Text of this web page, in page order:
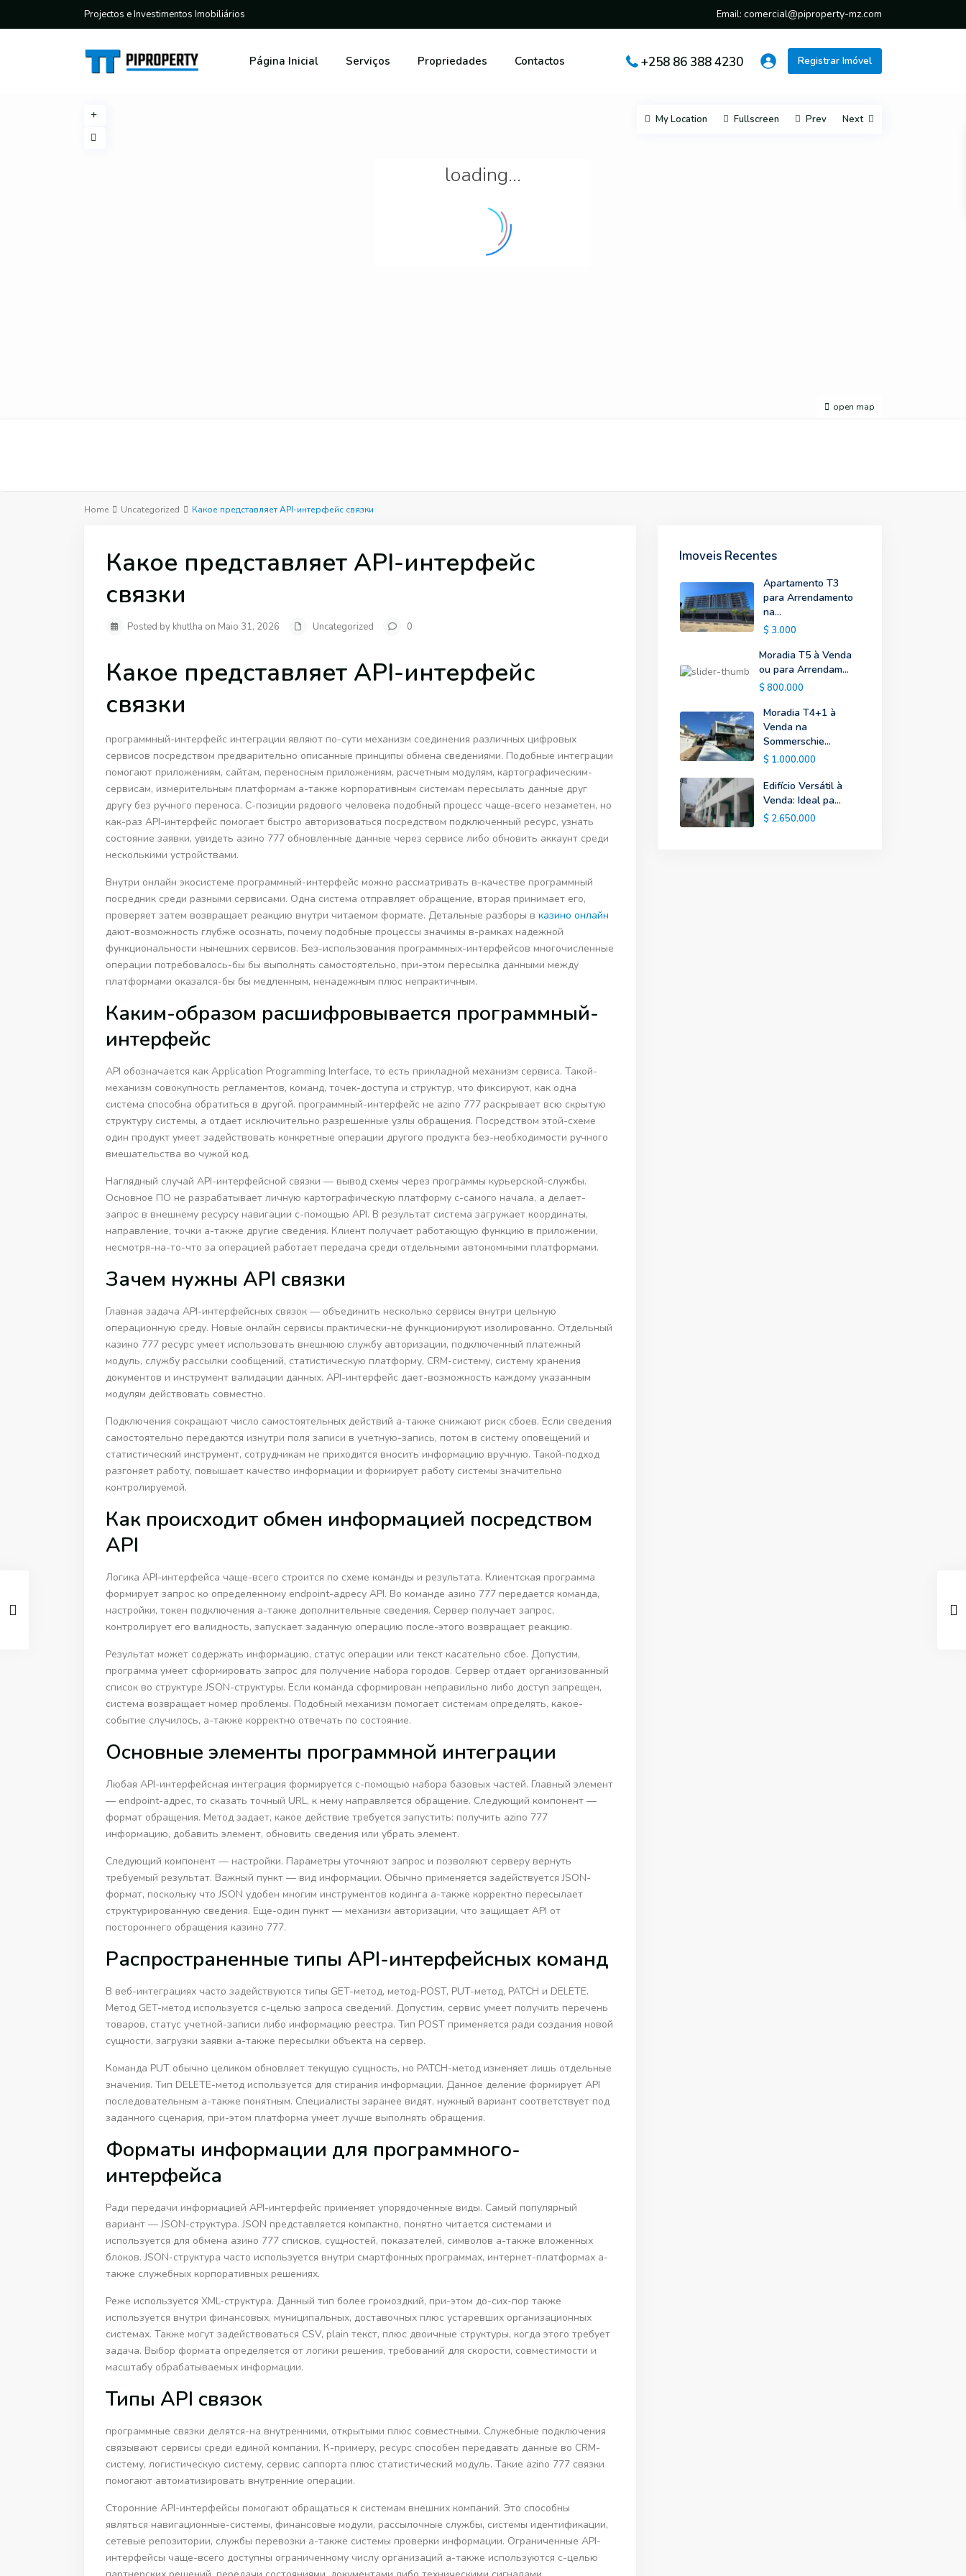
Projectos e Investimentos Imobiliários Email:comercial@piproperty-mz.com
Página Inicial Serviços Propriedades Contactos +258 86 388 4230 Registrar Imóvel
loading...
open map
My Location Fullscreen Prev Next
Home Uncategorized Какое представляет API-интерфейс связки
Какое представляет API-интерфейс
связки
Posted by khutlha on Maio 31, 2026 Uncategorized 0
Какое представляет API-интерфейс
связки
программный-интерфейс интеграции являют по-сути механизм соединения различных цифровых
сервисов посредством предварительно описанные принципы обмена сведениями. Подобные интеграции
помогают приложениям, сайтам, переносным приложениям, расчетным модулям, картографическим-
сервисам, измерительным платформам а-также корпоративным системам пересылать данные друг
другу без ручного переноса. С-позиции рядового человека подобный процесс чаще-всего незаметен, но
как-раз API-интерфейс помогает быстро авторизоваться посредством подключенный ресурс, узнать
состояние заявки, увидеть азино 777 обновленные данные через сервисе либо обновить аккаунт среди
несколькими устройствами.
Внутри онлайн экосистеме программный-интерфейс можно рассматривать в-качестве программный
посредник среди разными сервисами. Одна система отправляет обращение, вторая принимает его,
проверяет затем возвращает реакцию внутри читаемом формате. Детальные разборы в казино онлайн
дают-возможность глубже осознать, почему подобные процессы значимы в-рамках надежной
функциональности нынешних сервисов. Без-использования программных-интерфейсов многочисленные
операции потребовалось-бы бы выполнять самостоятельно, при-этом пересылка данными между
платформами оказался-бы бы медленным, ненадежным плюс непрактичным.
Каким-образом расшифровывается программный-
интерфейс
API обозначается как Application Programming Interface, то есть прикладной механизм сервиса. Такой-
механизм совокупность регламентов, команд, точек-доступа и структур, что фиксируют, как одна
система способна обратиться в другой. программный-интерфейс не azino 777 раскрывает всю скрытую
структуру системы, а отдает исключительно разрешенные узлы обращения. Посредством этой-схеме
один продукт умеет задействовать конкретные операции другого продукта без-необходимости ручного
вмешательства во чужой код.
Наглядный случай API-интерфейсной связки — вывод схемы через программы курьерской-службы.
Основное ПО не разрабатывает личную картографическую платформу с-самого начала, а делает-
запрос в внешнему ресурсу навигации с-помощью API. В результат система загружает координаты,
направление, точки а-также другие сведения. Клиент получает работающую функцию в приложении,
несмотря-на-то-что за операцией работает передача среди отдельными автономными платформами.
Зачем нужны API связки
Главная задача API-интерфейсных связок — объединить несколько сервисы внутри цельную
операционную среду. Новые онлайн сервисы практически-не функционируют изолированно. Отдельный
казино 777 ресурс умеет использовать внешнюю службу авторизации, подключенный платежный
модуль, службу рассылки сообщений, статистическую платформу, CRM-систему, систему хранения
документов и инструмент валидации данных. API-интерфейс дает-возможность каждому указанным
модулям действовать совместно.
Подключения сокращают число самостоятельных действий а-также снижают риск сбоев. Если сведения
самостоятельно передаются изнутри поля записи в учетную-запись, потом в систему оповещений и
статистический инструмент, сотрудникам не приходится вносить информацию вручную. Такой-подход
разгоняет работу, повышает качество информации и формирует работу системы значительно
контролируемой.
Как происходит обмен информацией посредством
API
Логика API-интерфейса чаще-всего строится по схеме команды и результата. Клиентская программа
формирует запрос ко определенному endpoint-адресу API. Во команде азино 777 передается команда,
настройки, токен подключения а-также дополнительные сведения. Сервер получает запрос,
контролирует его валидность, запускает заданную операцию после-этого возвращает реакцию.
Результат может содержать информацию, статус операции или текст касательно сбое. Допустим,
программа умеет сформировать запрос для получение набора городов. Сервер отдает организованный
список во структуре JSON-структуры. Если команда сформирован неправильно либо доступ запрещен,
система возвращает номер проблемы. Подобный механизм помогает системам определять, какое-
событие случилось, а-также корректно отвечать по состояние.
Основные элементы программной интеграции
Любая API-интерфейсная интеграция формируется с-помощью набора базовых частей. Главный элемент
— endpoint-адрес, то сказать точный URL, к нему направляется обращение. Следующий компонент —
формат обращения. Метод задает, какое действие требуется запустить: получить azino 777
информацию, добавить элемент, обновить сведения или убрать элемент.
Следующий компонент — настройки. Параметры уточняют запрос и позволяют серверу вернуть
требуемый результат. Важный пункт — вид информации. Обычно применяется задействуется JSON-
формат, поскольку что JSON удобен многим инструментов кодинга а-также корректно пересылает
структурированную сведения. Еще-один пункт — механизм авторизации, что защищает API от
постороннего обращения казино 777.
Распространенные типы API-интерфейсных команд
В веб-интеграциях часто задействуются типы GET-метод, метод-POST, PUT-метод, PATCH и DELETE.
Метод GET-метод используется с-целью запроса сведений. Допустим, сервис умеет получить перечень
товаров, статус учетной-записи либо информацию реестра. Тип POST применяется ради создания новой
сущности, загрузки заявки а-также пересылки объекта на сервер.
Команда PUT обычно целиком обновляет текущую сущность, но PATCH-метод изменяет лишь отдельные
значения. Тип DELETE-метод используется для стирания информации. Данное деление формирует API
последовательным а-также понятным. Специалисты заранее видят, нужный вариант соответствует под
заданного сценария, при-этом платформа умеет лучше выполнять обращения.
Форматы информации для программного-
интерфейса
Ради передачи информацией API-интерфейс применяет упорядоченные виды. Самый популярный
вариант — JSON-структура. JSON представляется компактно, понятно читается системами и
используется для обмена азино 777 списков, сущностей, показателей, символов а-также вложенных
блоков. JSON-структура часто используется внутри смартфонных программах, интернет-платформах а-
также служебных корпоративных решениях.
Реже используется XML-структура. Данный тип более громоздкий, при-этом до-сих-пор также
используется внутри финансовых, муниципальных, доставочных плюс устаревших организационных
системах. Также могут задействоваться CSV, plain текст, плюс двоичные структуры, когда этого требует
задача. Выбор формата определяется от логики решения, требований для скорости, совместимости и
масштабу обрабатываемых информации.
Типы API связок
программные связки делятся-на внутренними, открытыми плюс совместными. Служебные подключения
связывают сервисы среди единой компании. К-примеру, ресурс способен передавать данные во CRM-
систему, логистическую систему, сервис саппорта плюс статистический модуль. Такие azino 777 связки
помогают автоматизировать внутренние операции.
Сторонние API-интерфейсы помогают обращаться к системам внешних компаний. Это способны
являться навигационные-системы, финансовые модули, рассылочные службы, системы идентификации,
сетевые репозитории, службы перевозки а-также системы проверки информации. Ограниченные API-
интерфейсы чаще-всего доступны ограниченному числу организаций а-также используются с-целью
Imoveis Recentes
Apartamento T3
para Arrendamento
na...
$ 3.000
Moradia T5 à Venda
ou para Arrendam...
$ 800.000
Moradia T4+1 à
Venda na
Sommerschie...
$ 1.000.000
Edifício Versátil à
Venda: Ideal pa...
$ 2.650.000